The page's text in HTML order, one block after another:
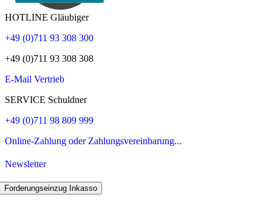
HOTLINE Gläubiger
+49 (0)711 93 308 300
+49 (0)711 93 308 308
E-Mail Vertrieb
SERVICE Schuldner
+49 (0)711 98 809 999
Online-Zahlung oder Zahlungsvereinbarung...
Newsletter
Forderungseinzug Inkasso